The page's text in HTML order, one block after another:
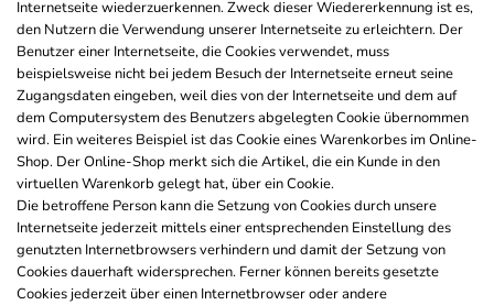
Internetseite wiederzuerkennen. Zweck dieser Wiedererkennung ist es,
den Nutzern die Verwendung unserer Internetseite zu erleichtern. Der
Benutzer einer Internetseite, die Cookies verwendet, muss
beispielsweise nicht bei jedem Besuch der Internetseite erneut seine
Zugangsdaten eingeben, weil dies von der Internetseite und dem auf
dem Computersystem des Benutzers abgelegten Cookie übernommen
wird. Ein weiteres Beispiel ist das Cookie eines Warenkorbes im Online-
Shop. Der Online-Shop merkt sich die Artikel, die ein Kunde in den
virtuellen Warenkorb gelegt hat, über ein Cookie.
Die betroffene Person kann die Setzung von Cookies durch unsere
Internetseite jederzeit mittels einer entsprechenden Einstellung des
genutzten Internetbrowsers verhindern und damit der Setzung von
Cookies dauerhaft widersprechen. Ferner können bereits gesetzte
Cookies jederzeit über einen Internetbrowser oder andere